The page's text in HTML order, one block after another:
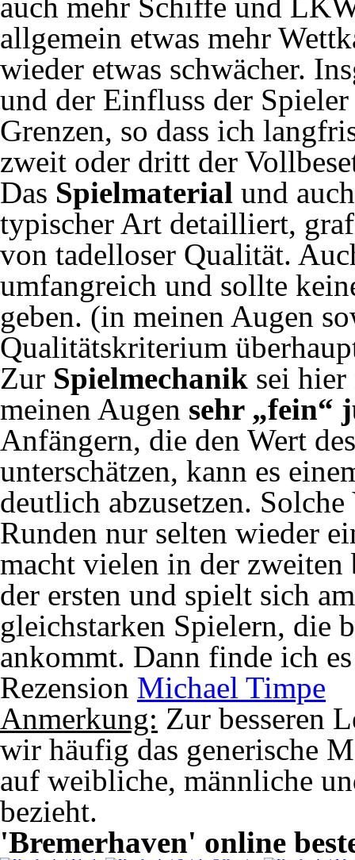
allgemein etwas mehr
wieder etwas schwächer.
und der Einfluss der
Grenzen, so dass ich
zweit oder dritt der
Das Spielmaterial und
typischer Art detailliert,
von tadelloser Qualität.
umfangreich und sollte
geben. (in meinen Augen
Qualitätskriterium
Zur Spielmechanik sei hier
meinen Augen sehr „fein“
Anfängern, die den Wert
unterschätzen, kann es
deutlich abzusetzen.
Runden nur selten wieder
macht vielen in der
der ersten und spielt sich
gleichstarken Spielern, die
ankommt. Dann finde ich
Rezension Michael Timpe
Anmerkung: Zur besseren
wir häufig das generische
auf weibliche, männliche
bezieht.
'Bremerhaven' online